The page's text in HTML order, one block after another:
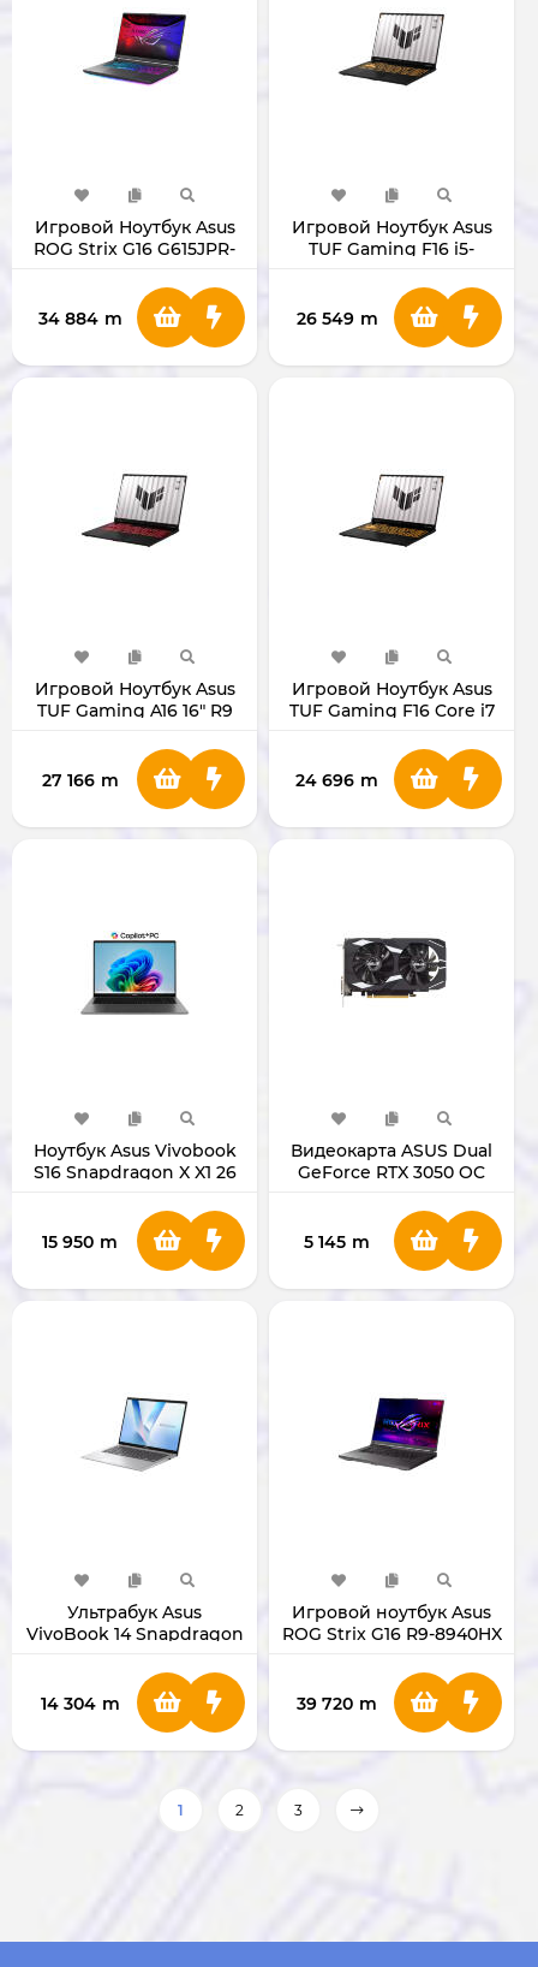
Игровой Ноутбук Asus
ROG Strix G16 G615JPR-
34 884 m
Игровой Ноутбук Asus
TUF Gaming F16 i5-
RAM 16 ГБ/1ТБ 16"
FX608JP-RV013
26 549 m
Игровой Ноутбук Asus
TUF Gaming A16 16" R9
27 166 m
Игровой Ноутбук Asus
TUF Gaming F16 Core i7
24 696 m
Ноутбук Asus Vivobook
S16 Snapdragon X X1 26
15 950 m
Видеокарта ASUS Dual
GeForce RTX 3050 OC
5 145 m
Ультрабук Asus
VivoBook 14 Snap­dragon
14 304 m
Игровой ноутбук Asus
ROG Strix G16 R9-8940HX
39 720 m
1 2 3